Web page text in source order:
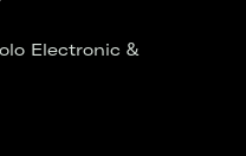
Electronic &